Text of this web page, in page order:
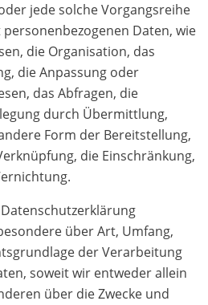
jede solche Vorgangsreihe
Daten, wie
die Organisation, das
die Anpassung oder
das Abfragen, die
durch Übermittlung,
Form der Bereitstellung,
die Einschränkung,
über Art, Umfang,
der Verarbeitung
soweit wir entweder allein
über die Zwecke und